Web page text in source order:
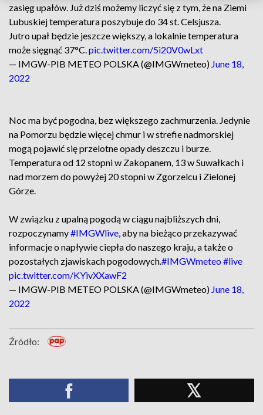
zasięg upałów. Już dziś możemy liczyć się z tym, że na Ziemi
Lubuskiej temperatura poszybuje do 34 st. Celsjusza.
Jutro upał będzie jeszcze większy, a lokalnie temperatura
może sięgnąć 37°C.pic.twitter.com/5i20V0wLxt
— IMGW-PIB METEO POLSKA (@IMGWmeteo) June 18,
2022
Noc ma być pogodna, bez większego zachmurzenia. Jedynie
na Pomorzu będzie więcej chmur i w strefie nadmorskiej
mogą pojawić się przelotne opady deszczu i burze.
Temperatura od 12 stopni w Zakopanem, 13 w Suwałkach i
nad morzem do powyżej 20 stopni w Zgorzelcu i Zielonej
Górze.
W związku z upalną pogodą w ciągu najbliższych dni,
rozpoczynamy#IMGWlive, aby na bieżąco przekazywać
informacje o napływie ciepła do naszego kraju, a także o
pozostałych zjawiskach pogodowych.#IMGWmeteo #live
pic.twitter.com/KYivXXawF2
— IMGW-PIB METEO POLSKA (@IMGWmeteo) June 18,
2022
Źródło: